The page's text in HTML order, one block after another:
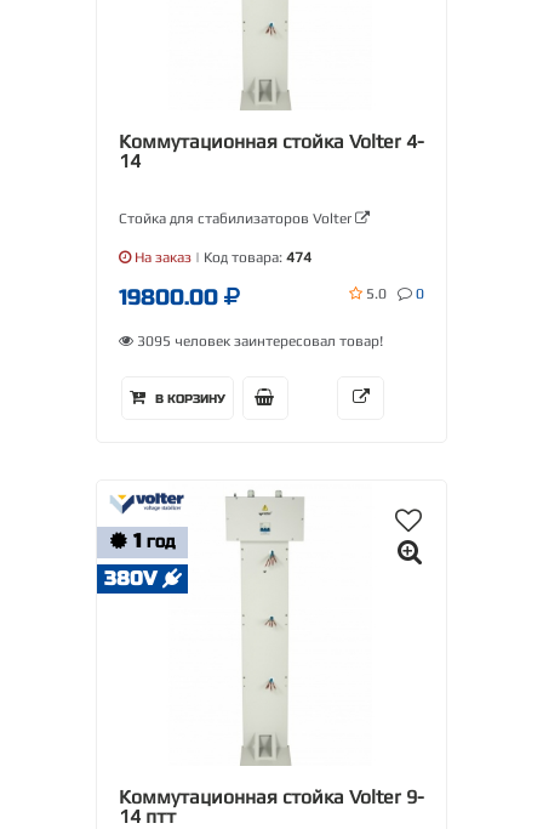
Коммутационная стойка Volter 4-
14
Стойка для стабилизаторов Volter
На заказ | Код товара: 474
19800.00 5.0 0
3095 человек заинтересовал товар!
В КОРЗИНУ
1 ГОД
380V
Коммутационная стойка Volter 9-
14 птт